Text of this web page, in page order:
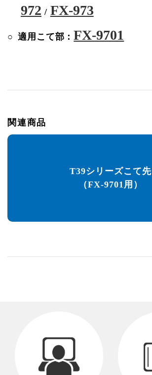
972 / FX-973
適用こて部： FX-9701
関連商品
T39シリーズこて先
（FX-9701用）